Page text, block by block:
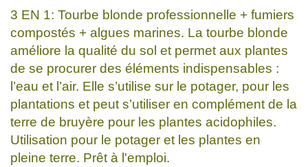
3 EN 1: Tourbe blonde professionnelle + fumiers
compostés + algues marines. La tourbe blonde
améliore la qualité du sol et permet aux plantes
de se procurer des éléments indispensables :
l’eau et l’air. Elle s’utilise sur le potager, pour les
plantations et peut s’utiliser en complément de la
terre de bruyère pour les plantes acidophiles.
Utilisation pour le potager et les plantes en
pleine terre. Prêt à l'emploi.